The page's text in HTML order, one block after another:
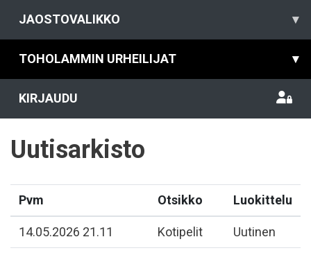
JAOSTOVALIKKO ▾
TOHOLAMMIN URHEILIJAT ▾
KIRJAUDU
Uutisarkisto
Pvm Otsikko Luokittelu
14.05.2026 21.11 Kotipelit Uutinen